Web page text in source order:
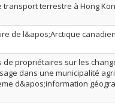
terrestre à Hong
de l&apos;Arctique canadien
propriétaires sur les
dans une municipalité
d&apos;information